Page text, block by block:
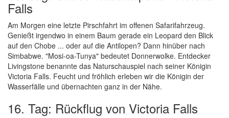
Falls
Am Morgen eine letzte Pirschfahrt im offenen Safarifahrzeug.
Genießt irgendwo in einem Baum gerade ein Leopard den Blick
auf den Chobe ... oder auf die Antilopen? Dann hinüber nach
Simbabwe. "Mosi-oa-Tunya" bedeutet Donnerwolke. Entdecker
Livingstone benannte das Naturschauspiel nach seiner Königin
Victoria Falls. Feucht und fröhlich erleben wir die Königin der
Wasserfälle und übernachten ganz in der Nähe.
16. Tag: Rückflug von Victoria Falls